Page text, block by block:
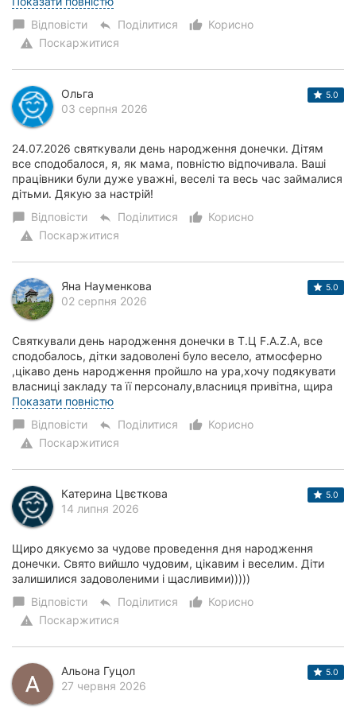
chat_bubble Відповісти reply Поділитися thumb_up_alt
Корисно
warning Поскаржитися
Ольга
03 серпня 2026
5.0
24.07.2026 святкували день народження донечки. Дітям
все сподобалося, я, як мама, повністю відпочивала. Ваші
працівники були дуже уважні, веселі та весь час займалися
дітьми. Дякую за настрій!
chat_bubble Відповісти reply Поділитися thumb_up_alt
Корисно
warning Поскаржитися
Яна Науменкова
02 серпня 2026
5.0
Святкували день народження донечки в Т.Ц F.A.Z.A, все
сподобалось, дітки задоволені було весело, атмосферно
,цікаво день народження пройшло на ура,хочу подякувати
власниці закладу та її персоналу,власниця привітна, щира
доброзичлива,чуйна та дуже доб...
Показати повністю
chat_bubble Відповісти reply Поділитися thumb_up_alt
Корисно
warning Поскаржитися
Катерина Цвєткова
14 липня 2026
5.0
Щиро дякуємо за чудове проведення дня народження
донечки. Свято вийшло чудовим, цікавим і веселим. Діти
залишилися задоволеними і щасливими)))))
chat_bubble Відповісти reply Поділитися thumb_up_alt
Корисно
warning Поскаржитися
Альона Гуцол
27 червня 2026
5.0